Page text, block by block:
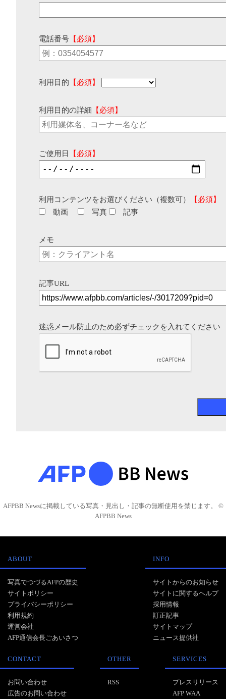
電話番号 【必須】
利用目的 【必須】
利用目的の詳細 【必須】
ご使用日 【必須】
利用コンテンツをお選びください（複数可）
【必須】
動画
写真 記事
メモ
記事URL
迷惑メール防止のため必ずチェックを入れてください
AFPBB Newsに掲載している写真・見出し・記事の無断使用を禁じます。 ©
AFPBB News
ABOUT
写真でつづるAFPの歴史
サイトポリシー
プライバシーポリシー
利用規約
運営会社
AFP通信会長ごあいさつ
INFO
サイトからのお知らせ
サイトに関するヘルプ
採用情報
訂正記事
サイトマップ
ニュース提供社
CONTACT
お問い合わせ
広告のお問い合わせ
OTHER
RSS
SERVICES
プレスリリース
AFP WAA